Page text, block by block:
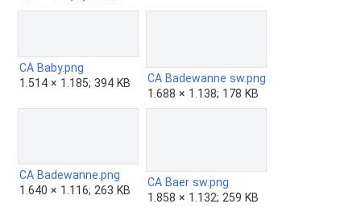
CA Baby.png
1.514 × 1.185; 394 KB
CA Badewanne sw.png
1.688 × 1.138; 178 KB
CA Badewanne.png
1.640 × 1.116; 263 KB
CA Baer sw.png
1.858 × 1.132; 259 KB